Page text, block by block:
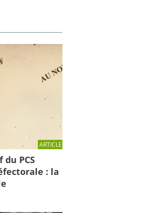
ARTICLE
PCS
: la